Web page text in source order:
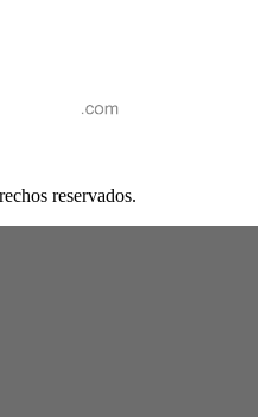
reservados.